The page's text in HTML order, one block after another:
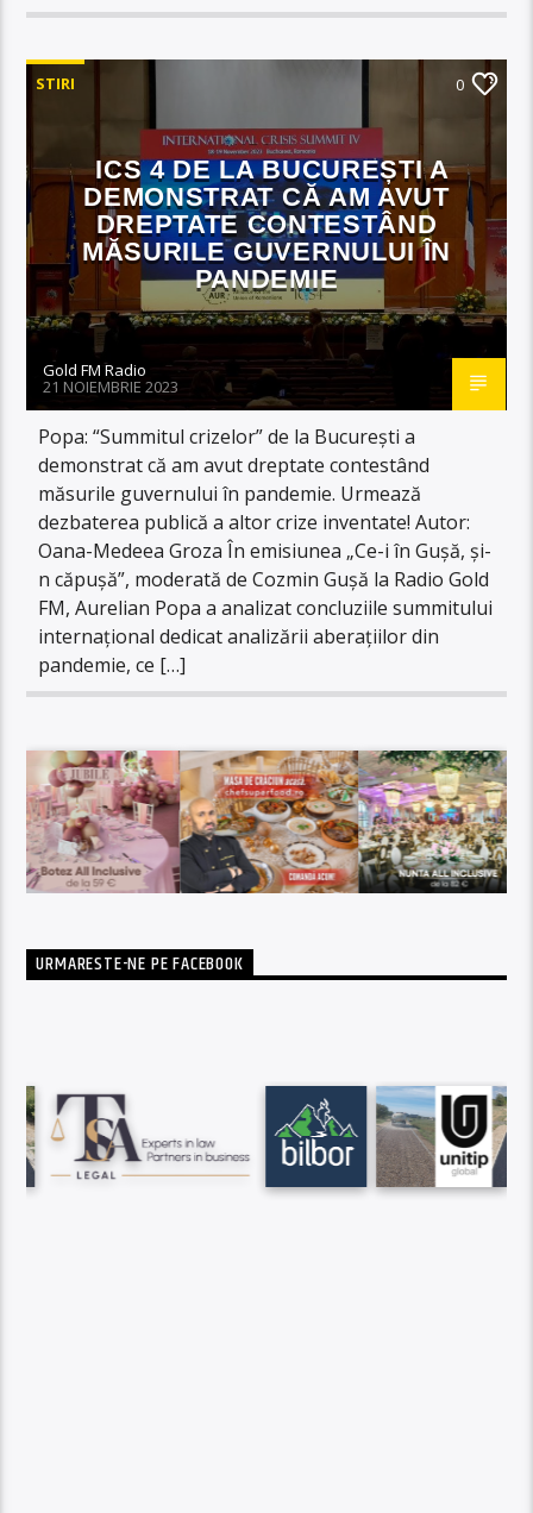
STIRI 0
ICS 4 DE LA BUCUREȘTI A
DEMONSTRAT CĂ AM AVUT
DREPTATE CONTESTÂND
MĂSURILE GUVERNULUI ÎN
PANDEMIE
Gold FM Radio
21 NOIEMBRIE 2023
Popa: “Summitul crizelor” de la București a
demonstrat că am avut dreptate contestând
măsurile guvernului în pandemie. Urmează
dezbaterea publică a altor crize inventate! Autor:
Oana-Medeea Groza În emisiunea „Ce-i în Gușă, și-
n căpușă”, moderată de Cozmin Gușă la Radio Gold
FM, Aurelian Popa a analizat concluziile summitului
internațional dedicat analizării aberațiilor din
pandemie, ce […]
URMARESTE-NE PE FACEBOOK